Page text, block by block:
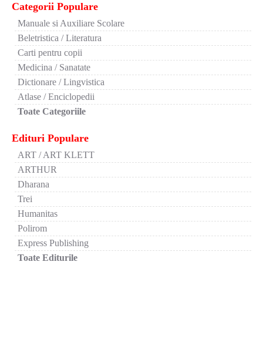
Categorii Populare
Manuale si Auxiliare Scolare
Beletristica / Literatura
Carti pentru copii
Medicina / Sanatate
Dictionare / Lingvistica
Atlase / Enciclopedii
Toate Categoriile
Edituri Populare
ART / ART KLETT
ARTHUR
Dharana
Trei
Humanitas
Polirom
Express Publishing
Toate Editurile